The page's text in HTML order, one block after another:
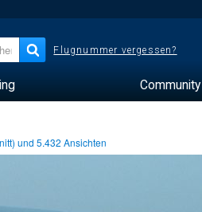
Flugnummer vergessen?
Community
und5.432 Ansichten